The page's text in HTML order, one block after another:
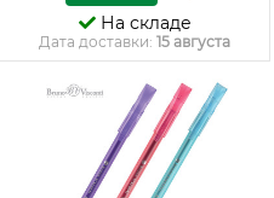
На складе
Дата доставки: 15 августа